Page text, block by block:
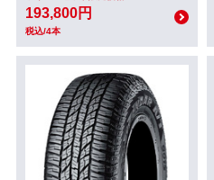
193,800円
税込/4本